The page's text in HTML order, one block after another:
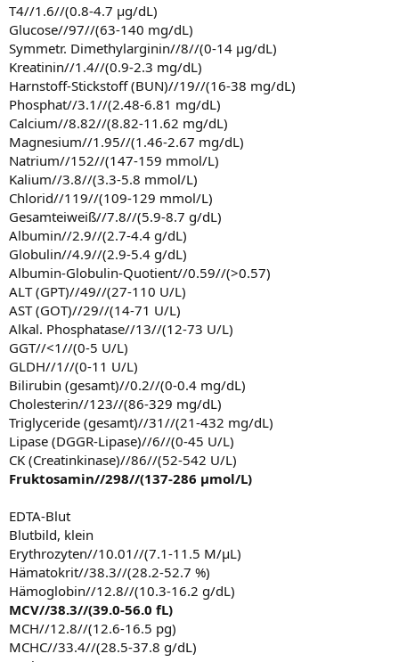
T4//1.6//(0.8-4.7 µg/dL)
Glucose//97//(63-140 mg/dL)
Symmetr. Dimethylarginin//8//(0-14 µg/dL)
Kreatinin//1.4//(0.9-2.3 mg/dL)
Harnstoff-Stickstoff (BUN)//19//(16-38 mg/dL)
Phosphat//3.1//(2.48-6.81 mg/dL)
Calcium//8.82//(8.82-11.62 mg/dL)
Magnesium//1.95//(1.46-2.67 mg/dL)
Natrium//152//(147-159 mmol/L)
Kalium//3.8//(3.3-5.8 mmol/L)
Chlorid//119//(109-129 mmol/L)
Gesamteiweiß//7.8//(5.9-8.7 g/dL)
Albumin//2.9//(2.7-4.4 g/dL)
Globulin//4.9//(2.9-5.4 g/dL)
Albumin-Globulin-Quotient//0.59//(>0.57)
ALT (GPT)//49//(27-110 U/L)
AST (GOT)//29//(14-71 U/L)
Alkal. Phosphatase//13//(12-73 U/L)
GGT//<1//(0-5 U/L)
GLDH//1//(0-11 U/L)
Bilirubin (gesamt)//0.2//(0-0.4 mg/dL)
Cholesterin//123//(86-329 mg/dL)
Triglyceride (gesamt)//31//(21-432 mg/dL)
Lipase (DGGR-Lipase)//6//(0-45 U/L)
CK (Creatinkinase)//86//(52-542 U/L)
Fruktosamin//298//(137-286 µmol/L)
EDTA-Blut
Blutbild, klein
Erythrozyten//10.01//(7.1-11.5 M/µL)
Hämatokrit//38.3//(28.2-52.7 %)
Hämoglobin//12.8//(10.3-16.2 g/dL)
MCV//38.3//(39.0-56.0 fL)
MCH//12.8//(12.6-16.5 pg)
MCHC//33.4//(28.5-37.8 g/dL)